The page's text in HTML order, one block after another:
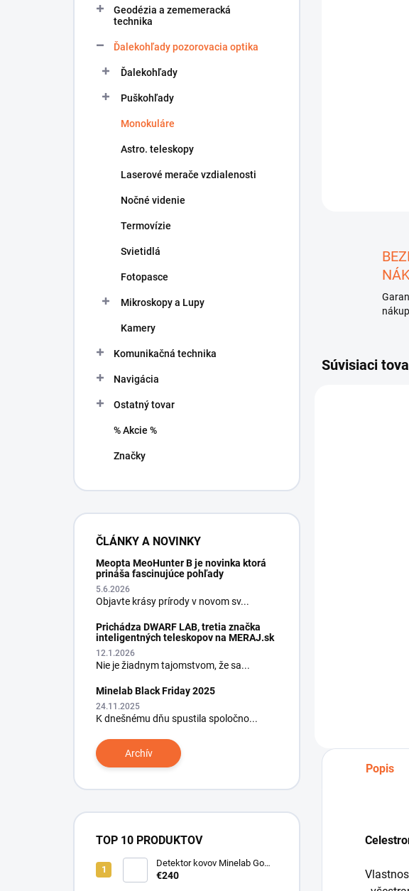
Geodézia a zememeracká
technika
Ďalekohľady pozorovacia optika
Ďalekohľady
Puškohľady
Monokuláre
Astro. teleskopy
Laserové merače vzdialenosti
Nočné videnie
Termovízie
Svietidlá
Fotopasce
Mikroskopy a Lupy
Kamery
Komunikačná technika
Navigácia
Ostatný tovar
% Akcie %
Značky
ČLÁNKY A NOVINKY
Meopta MeoHunter B je novinka ktorá
prináša fascinujúce pohľady
5.6.2026
Objavte krásy prírody v novom sv...
Prichádza DWARF LAB, tretia značka
inteligentných teleskopov na MERAJ.sk
12.1.2026
Nie je žiadnym tajomstvom, že sa...
Minelab Black Friday 2025
24.11.2025
K dnešnému dňu spustila spoločno...
Archív
TOP 10 PRODUKTOV
Detektor kovov Minelab Go
Find 66
€240
Súvisiaci
najvyššia
vytiahnutou
Popis